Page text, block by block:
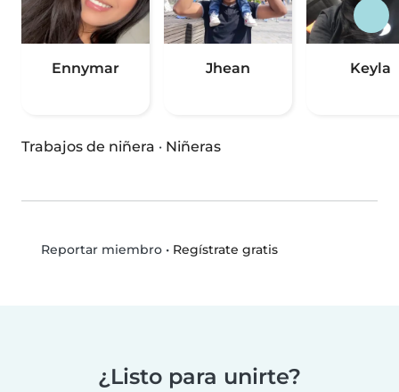
Ennymar Jhean Keyla
Trabajos de niñera · Niñeras
Reportar miembro• Regístrate gratis
¿Listo para unirte?